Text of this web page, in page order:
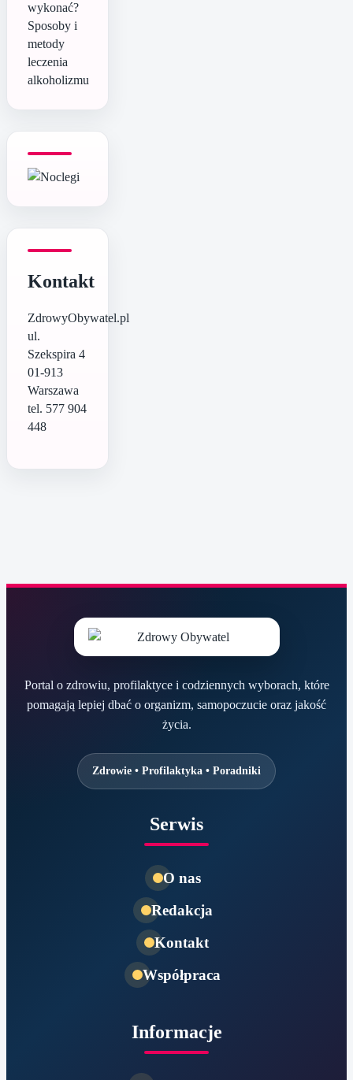
wykonać?
Sposoby i
metody
leczenia
alkoholizmu
Kontakt
ZdrowyObywatel.pl
ul.
Szekspira 4
01-913
Warszawa
tel. 577 904
448
Portal o zdrowiu, profilaktyce i codziennych wyborach, które
pomagają lepiej dbać o organizm, samopoczucie oraz jakość
życia.
Zdrowie • Profilaktyka • Poradniki
Serwis
O nas
Redakcja
Kontakt
Współpraca
Informacje